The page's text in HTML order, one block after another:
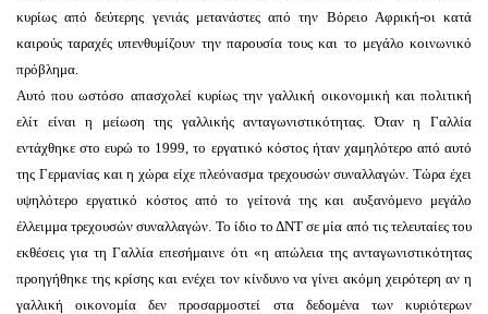
κυρίως από δεύτερης γενιάς μετανάστες από την Βόρειο Αφρική-οι κατά
καιρούς ταραχές υπενθυμίζουν την παρουσία τους και το μεγάλο κοινωνικό
πρόβλημα.
Αυτό που ωστόσο απασχολεί κυρίως την γαλλική οικονομική και πολιτική
ελίτ είναι η μείωση της γαλλικής ανταγωνιστικότητας. Όταν η Γαλλία
εντάχθηκε στο ευρώ το 1999, το εργατικό κόστος ήταν χαμηλότερο από αυτό
της Γερμανίας και η χώρα είχε πλεόνασμα τρεχουσών συναλλαγών. Τώρα έχει
υψηλότερο εργατικό κόστος από το γείτονά της και αυξανόμενο μεγάλο
έλλειμμα τρεχουσών συναλλαγών. Το ίδιο το ΔΝΤ σε μία από τις τελευταίες του
εκθέσεις για τη Γαλλία επεσήμαινε ότι «η απώλεια της ανταγωνιστικότητας
προηγήθηκε της κρίσης και ενέχει τον κίνδυνο να γίνει ακόμη χειρότερη αν η
γαλλική οικονομία δεν προσαρμοστεί στα δεδομένα των κυριότερων